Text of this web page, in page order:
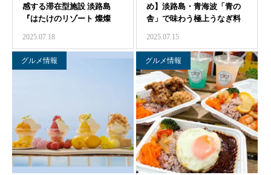
感する滞在型施設 淡路島
『はたけのリゾート 燦燦
2025.07.18
め】淡路島・青海波「青の
舎」で味わう極上うなぎ料
2025.07.15
グルメ情報 グルメ情報